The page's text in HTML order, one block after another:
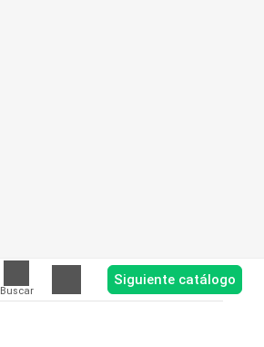
Buscar
Siguiente catálogo